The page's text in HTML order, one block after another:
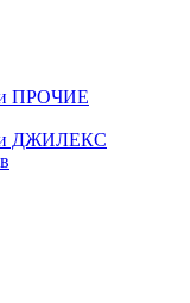
ПРОЧИЕ
ДЖИЛЕКС